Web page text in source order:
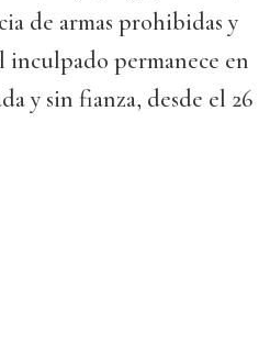
de armas prohibidas y
inculpado permanece en
y sin fianza, desde el 26